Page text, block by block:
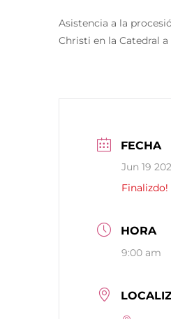
Asistencia a la
Christi en la Catedral a
FECHA
Jun 19
Finalizdo!
HORA
9:00 am